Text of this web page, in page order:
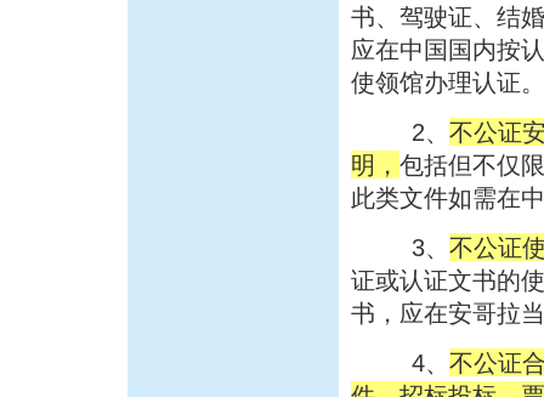
书、驾驶证、结
应在中国国内按
使领馆办理认证。
2、 不公证
明， 包括但不仅
此类文件如需在
3、 不公证
证或认证文书的
书，应在安哥拉
4、 不公证